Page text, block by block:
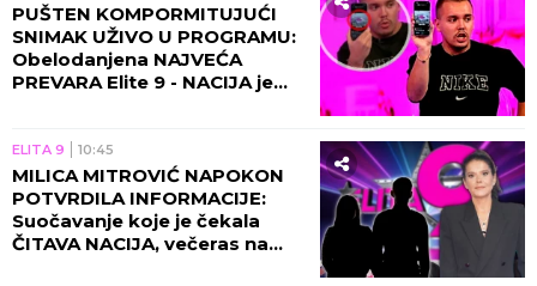
PUŠTEN KOMPORMITUJUĆI
SNIMAK UŽIVO U PROGRAMU:
Obelodanjena NAJVEĆA
PREVARA Elite 9 - NACIJA je
ELITA 9 10:45
MILICA MITROVIĆ NAPOKON
POTVRDILA INFORMACIJE:
Suočavanje koje je čekala
ČITAVA NACIJA, večeras na